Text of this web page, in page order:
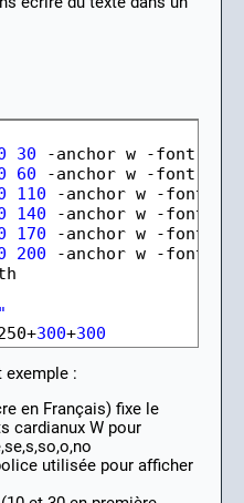
30 -anchor w -font
60 -anchor w -font
110 -anchor w -font
140 -anchor w -font
170 -anchor w -font
200 -anchor w -font
300+300
:
en Français) fixe le
cardianux W pour
utilisée pour afficher